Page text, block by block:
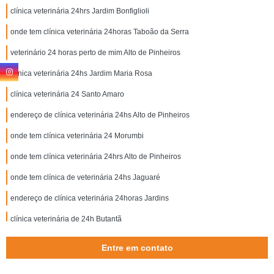
clínica veterinária 24hrs Jardim Bonfiglioli
onde tem clínica veterinária 24horas Taboão da Serra
veterinário 24 horas perto de mim Alto de Pinheiros
clínica veterinária 24hs Jardim Maria Rosa
clínica veterinária 24 Santo Amaro
endereço de clínica veterinária 24hs Alto de Pinheiros
onde tem clínica veterinária 24 Morumbi
onde tem clínica veterinária 24hrs Alto de Pinheiros
onde tem clínica de veterinária 24hs Jaguaré
endereço de clínica veterinária 24horas Jardins
clínica veterinária de 24h Butantã
endereço de clínica 24 horas veterinária Embu
Entre em contato